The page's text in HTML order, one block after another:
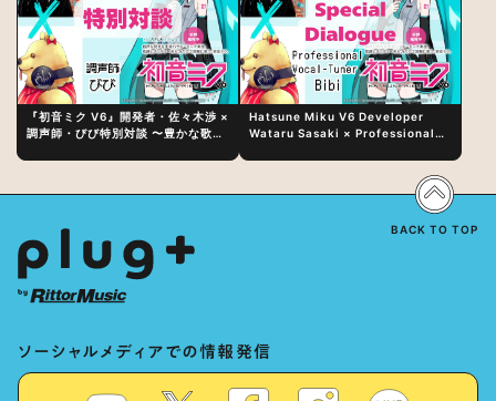
『初音ミク V6』開発者・佐々木渉 ×
調声師・びび特別対談 〜豊かな歌声
Hatsune Miku V6 Developer
Wataru Sasaki × Professional
Vocal Expression Lies in “Love
for the singing characters” and
ソーシャルメディアでの情報発信
BACK TO TOP